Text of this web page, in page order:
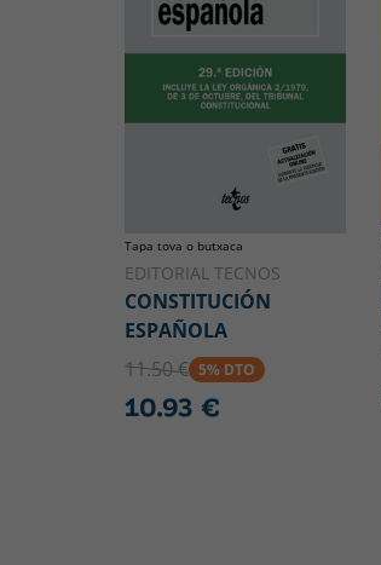
Tapa tova o butxaca
EDITORIAL TECNOS
CONSTITUCIÓN
ESPAÑOLA
11.50 € 5% DTO
10.93 €